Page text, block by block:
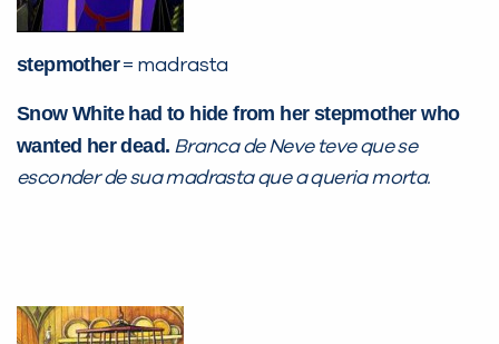
stepmother= madrasta
Snow White had to hide from her stepmother who
wanted her dead. Branca de Neve teve que se
esconder de sua madrasta que a queria morta.